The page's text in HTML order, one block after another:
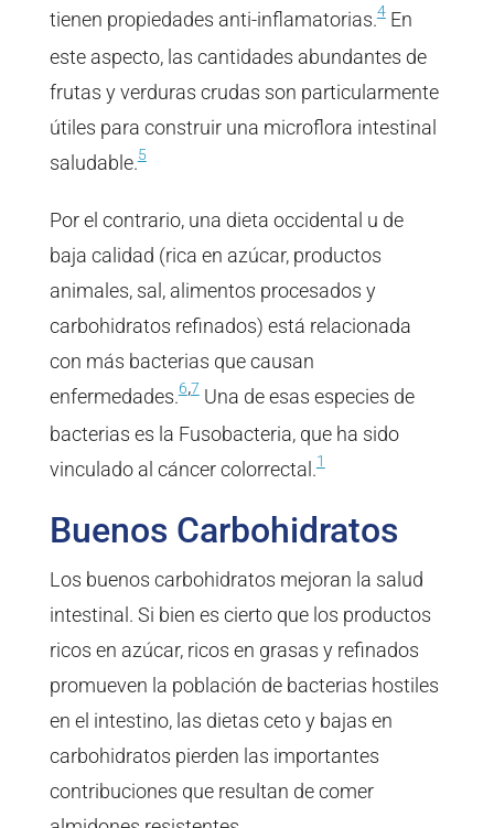
tienen propiedades anti-inflamatorias.4En
este aspecto, las cantidades abundantes de
frutas y verduras crudas son particularmente
útiles para construir una microflora intestinal
saludable.5
Por el contrario, una dieta occidental u de
baja calidad (rica en azúcar, productos
animales, sal, alimentos procesados ​​y
carbohidratos refinados) está relacionada
con más bacterias que causan
enfermedades.6,7Una de esas especies de
bacterias es la Fusobacteria, que ha sido
vinculado al cáncer colorrectal.1
Buenos Carbohidratos
Los buenos carbohidratos mejoran la salud
intestinal. Si bien es cierto que los productos
ricos en azúcar, ricos en grasas y refinados
promueven la población de bacterias hostiles
en el intestino, las dietas ceto y bajas en
carbohidratos pierden las importantes
contribuciones que resultan de comer